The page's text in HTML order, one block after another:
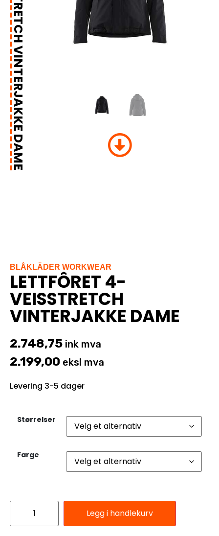
BLÅKLÄDER WORKWEAR
LETTFÔRET 4-
VEISSTRETCH
VINTERJAKKE DAME
2.748,75 ink mva
2.199,00 eksl mva
Levering 3-5 dager
Størrelser
Farge
Legg i handlekurv